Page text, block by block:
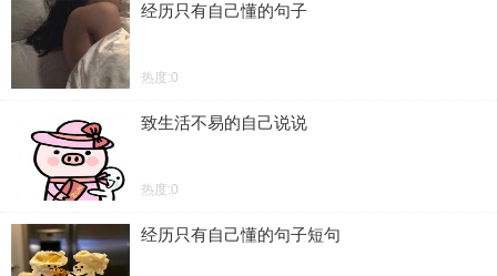
经历只有自己懂的句子
热度:0
致生活不易的自己说说
热度:0
经历只有自己懂的句子短句